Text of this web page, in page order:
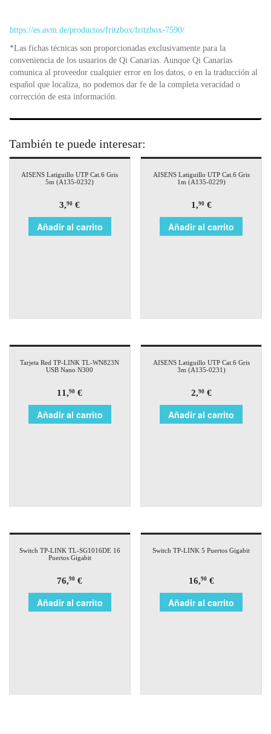
https://es.avm.de/productos/fritzbox/fritzbox-7590/
*Las fichas técnicas son proporcionadas exclusivamente para la
conveniencia de los usuarios de Qi Canarias. Aunque Qi Canarias
comunica al proveedor cualquier error en los datos, o en la traducción al
español que localiza, no podemos dar fe de la completa veracidad o
corrección de esta información.
También te puede interesar:
AISENS Latiguillo UTP Cat.6 Gris
5m (A135-0232)
3,90 €
Añadir al carrito
AISENS Latiguillo UTP Cat.6 Gris
1m (A135-0229)
1,90€
Añadir al carrito
Tarjeta Red TP-LINK TL-WN823N
USB Nano N300
11,90 €
Añadir al carrito
AISENS Latiguillo UTP Cat.6 Gris
3m (A135-0231)
2,90€
Añadir al carrito
Switch TP-LINK TL-SG1016DE 16
Puertos Gigabit
76,90 €
Añadir al carrito
Switch TP-LINK 5 Puertos Gigabit
16,90€
Añadir al carrito